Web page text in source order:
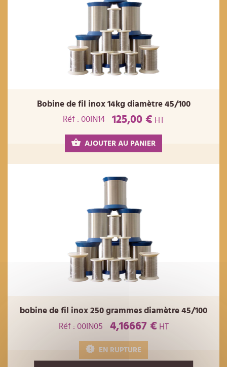
Bobine de fil inox 14kg diamètre 45/100
Réf : 00IN14
125,00 € HT
AJOUTER AU PANIER
bobine de fil inox 250 grammes diamètre 45/100
Réf : 00IN05
4,16667 € HT
EN RUPTURE